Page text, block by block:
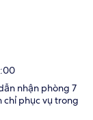
nhận phòng 7
chỉ phục vụ trong